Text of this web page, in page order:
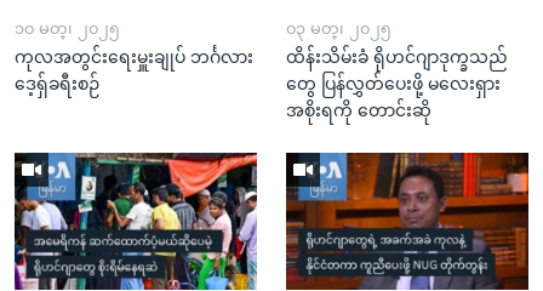
၁၀ မတ္၊ ၂၀၂၅
ကုလအတွင်းရေးမှူးချုပ် ဘင်္ဂလား
ဒေ့ရှ်ခရီးစဉ်
၀၃ မတ္၊ ၂၀၂၅
ထိန်းသိမ်းခံ ရိုဟင်ဂျာဒုက္ခသည်
တွေ ပြန်လွှတ်ပေးဖို့ မလေးရှား
အစိုးရကို တောင်းဆို